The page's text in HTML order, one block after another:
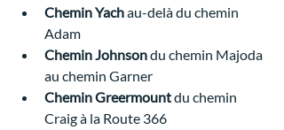
Chemin Yach au-delà du chemin
Adam
Chemin Johnson du chemin Majoda
au chemin Garner
Chemin Greermount du chemin
Craig à la Route 366